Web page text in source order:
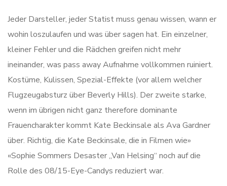
Jeder Darsteller, jeder Statist muss genau wissen, wann er
wohin loszulaufen und was über sagen hat. Ein einzelner,
kleiner Fehler und die Rädchen greifen nicht mehr
ineinander, was pass away Aufnahme vollkommen ruiniert.
Kostüme, Kulissen, Spezial-Effekte (vor allem welcher
Flugzeugabsturz über Beverly Hills). Der zweite starke,
wenn im übrigen nicht ganz therefore dominante
Frauencharakter kommt Kate Beckinsale als Ava Gardner
über. Richtig, die Kate Beckinsale, die in Filmen wie»
«Sophie Sommers Desaster „Van Helsing“ noch auf die
Rolle des 08/15-Eye-Candys reduziert war.